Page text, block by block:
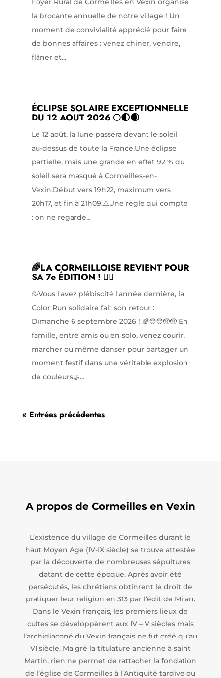
Foyer Rural de Cormeilles en Vexin organise
la brocante annuelle de notre village ! Un
moment de convivialité apprécié pour faire
de bonnes affaires : venez chiner, vendre,
flâner et...
ÉCLIPSE SOLAIRE EXCEPTIONNELLE
DU 12 AOUT 2026 🌕🌓🌒
Le 12 août, la lune passera devant le soleil
au-dessus de toute la France.Une éclipse
partielle, mais une grande en effet 92 % du
soleil sera masqué à Cormeilles-en-
Vexin.Début vers 19h22, maximum vers
20h17, et fin à 21h09.⚠️Une règle qui compte
: on ne regarde...
🌈LA CORMEILLOISE REVIENT POUR
SA 7e ÉDITION ! 🏃‍♀️
🥳Vous l'avez plébiscité l'année dernière, la
Color Run solidaire fait son retour :
Dimanche 6 septembre 2026 ! 🌈🧑‍🧑‍🧒‍🧒 En
famille, entre amis ou en solo, venez courir,
marcher ou même danser pour partager un
moment festif dans une véritable explosion
de couleurs🤝...
« Entrées précédentes
A propos de Cormeilles en Vexin
L’existence du village de Cormeilles durant le
haut Moyen Age (IV-IX siècle) se trouve attestée
par la découverte de nombreuses sépultures
datant de cette époque. Après avoir été
persécutés, les chrétiens obtinrent le droit de
pratiquer leur religion en 313 par l’édit de Milan.
Dans le Vexin français, les premiers lieux de
cultes se développèrent aux IV – V siècles mais
l’archidiaconé du Vexin français ne fut créé qu’au
VI siècle. Malgré la titulature ancienne à saint
Martin, rien ne permet de rattacher la fondation
de l’église de Cormeilles à l’Antiquité tardive ou